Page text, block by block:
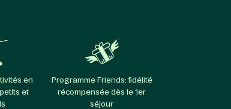
en
et
Programme Friends: fidélité
récompensée dès le 1er
séjour